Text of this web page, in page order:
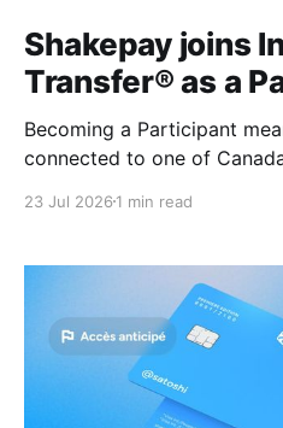
Shakepay joins
Transfer® as a
Becoming a Participant
connected to one of
moves in and out of
23 Jul 2026 1 min read